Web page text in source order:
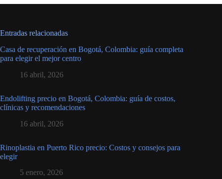
Entradas relacionadas
Casa de recuperación en Bogotá, Colombia: guía completa
para elegir el mejor centro
16 abril, 2026
Endolifting precio en Bogotá, Colombia: guía de costos,
clínicas y recomendaciones
16 abril, 2026
Rinoplastia en Puerto Rico precio: Costos y consejos para
elegir
5 enero, 2026